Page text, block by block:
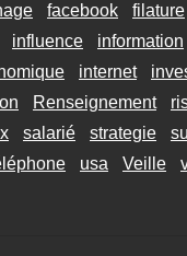
facebook filature
influence information
internet
Renseignement
salarié strategie
usa Veille